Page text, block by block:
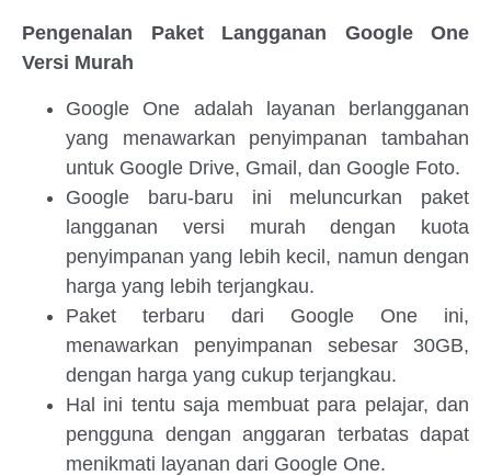
Pengenalan Paket Langganan Google One
Versi Murah
Google One adalah layanan berlangganan
yang menawarkan penyimpanan tambahan
untuk Google Drive, Gmail, dan Google Foto.
Google baru-baru ini meluncurkan paket
langganan versi murah dengan kuota
penyimpanan yang lebih kecil, namun dengan
harga yang lebih terjangkau.
Paket terbaru dari Google One ini,
menawarkan penyimpanan sebesar 30GB,
dengan harga yang cukup terjangkau.
Hal ini tentu saja membuat para pelajar, dan
pengguna dengan anggaran terbatas dapat
menikmati layanan dari Google One.